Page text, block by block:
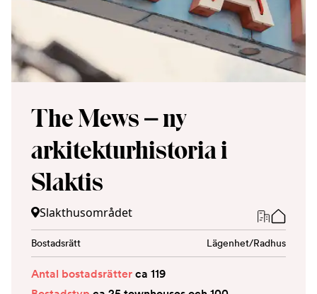
The Mews – ny
arkitekturhistoria i
Slaktis
Slakthusområdet
Bostadsrätt Lägenhet/Radhus
Antal bostadsrätterca 119